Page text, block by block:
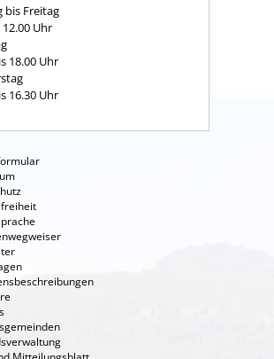
bis Freitag
Uhr
18.00 Uhr
16.30 Uhr